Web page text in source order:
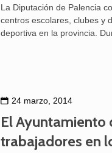
La Diputación de Palencia
centros escolares, clubes y
deportiva en la provincia.
24 marzo, 2014
El Ayuntamiento
trabajadores en